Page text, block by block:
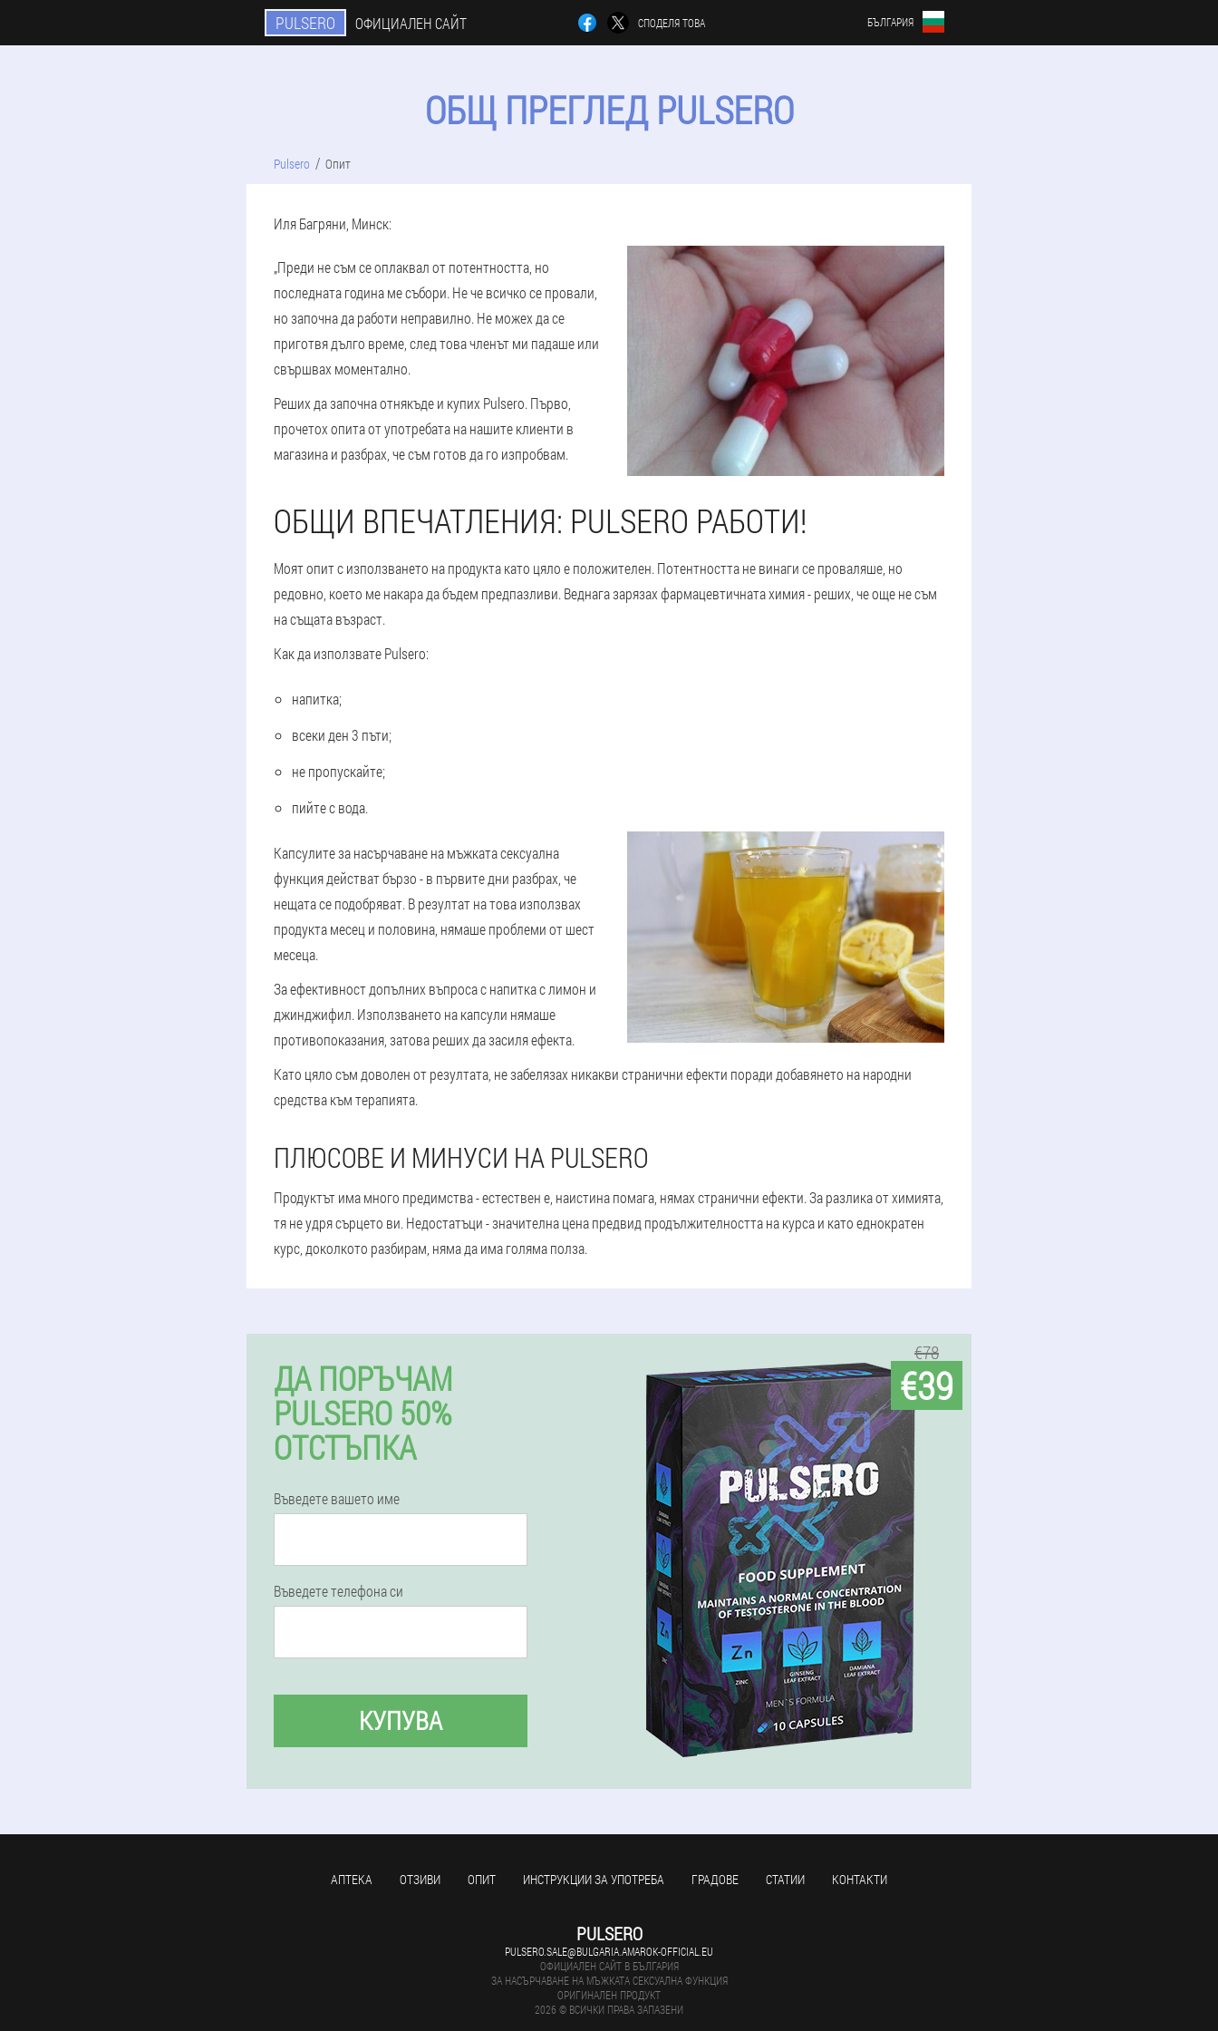
PULSERO ОФИЦИАЛЕН САЙТ СПОДЕЛЯ ТОВА БЪЛГАРИЯ
ОБЩ ПРЕГЛЕД PULSERO
Pulsero Опит
Иля Багряни, Минск:
„Преди не съм се оплаквал от потентността, но
последната година ме събори. Не че всичко се провали,
но започна да работи неправилно. Не можех да се
приготвя дълго време, след това членът ми падаше или
свършвах моментално.
Реших да започна отнякъде и купих Pulsero. Първо,
прочетох опита от употребата на нашите клиенти в
магазина и разбрах, че съм готов да го изпробвам.
ОБЩИ ВПЕЧАТЛЕНИЯ: PULSERO РАБОТИ!
Моят опит с използването на продукта като цяло е положителен. Потентността не винаги се проваляше, но
редовно, което ме накара да бъдем предпазливи. Веднага зарязах фармацевтичната химия - реших, че още не съм
на същата възраст.
Как да използвате Pulsero:
напитка;
всеки ден 3 пъти;
не пропускайте;
пийте с вода.
Капсулите за насърчаване на мъжката сексуална
функция действат бързо - в първите дни разбрах, че
нещата се подобряват. В резултат на това използвах
продукта месец и половина, нямаше проблеми от шест
месеца.
За ефективност допълних въпроса с напитка с лимон и
джинджифил. Използването на капсули нямаше
противопоказания, затова реших да засиля ефекта.
Като цяло съм доволен от резултата, не забелязах никакви странични ефекти поради добавянето на народни
средства към терапията.
ПЛЮСОВЕ И МИНУСИ НА PULSERO
Продуктът има много предимства - естествен е, наистина помага, нямах странични ефекти. За разлика от химията,
тя не удря сърцето ви. Недостатъци - значителна цена предвид продължителността на курса и като еднократен
курс, доколкото разбирам, няма да има голяма полза.
ДА ПОРЪЧАМ
PULSERO 50%
ОТСТЪПКА
Въведете вашето име
Въведете телефона си
КУПУВА
€78
€39
АПТЕКА ОТЗИВИ ОПИТ ИНСТРУКЦИИ ЗА УПОТРЕБА ГРАДОВЕ СТАТИИ КОНТАКТИ
PULSERO
PULSERO.SALE@BULGARIA.AMAROK-OFFICIAL.EU
ОФИЦИАЛЕН САЙТ В БЪЛГАРИЯ
ЗА НАСЪРЧАВАНЕ НА МЪЖКАТА СЕКСУАЛНА ФУНКЦИЯ
ОРИГИНАЛЕН ПРОДУКТ
2026 © ВСИЧКИ ПРАВА ЗАПАЗЕНИ